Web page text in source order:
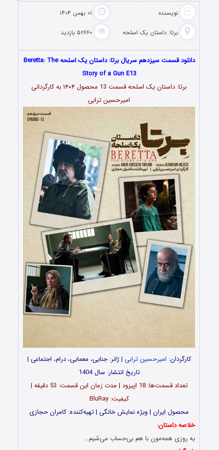
نویسنده ۰۱ بهمن ۱۴۰۴
برتا: داستان یک اسلحه ۵۲۶۶۰ بازدید
دانلود قسمت سیزدهم سریال برتا: داستان یک اسلحه ‌Beretta: The
Story of a Gun E13
برتا: داستان یک اسلحه قسمت 13 محصول ۱۴۰۴ به کارگردانی
امیرحسین ترابی
کارگردان: امیرحسین ترابی | ژانر: جنایی، معمایی، درام، اجتماعی |
تاریخ انتشار: سال 1404
تعداد قسمت‌ها: 18 اپیزود | مدت زمان این قسمت: 53 دقیقه |
کیفیت: BluRay
محصول ایران | ویژه نمایش خانگی | تهیه‌کننده: کامران حجازی
خلاصه داستان:
یه روزی همه‌مون با هم بی‌حساب می‌شیم…